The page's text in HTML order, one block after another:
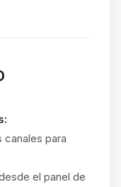
canales para
el panel de